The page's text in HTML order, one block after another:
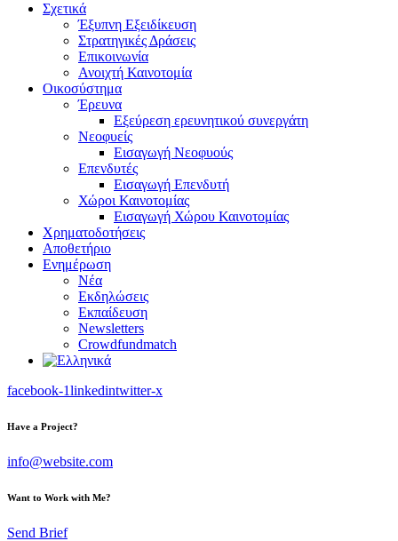
Σχετικά
Έξυπνη Εξειδίκευση
Στρατηγικές Δράσεις
Επικοινωνία
Ανοιχτή Καινοτομία
Οικοσύστημα
Έρευνα
Εξεύρεση ερευνητικού συνεργάτη
Νεοφυείς
Εισαγωγή Νεοφυούς
Επενδυτές
Εισαγωγή Επενδυτή
Χώροι Καινοτομίας
Εισαγωγή Χώρου Καινοτομίας
Χρηματοδοτήσεις
Αποθετήριο
Ενημέρωση
Νέα
Εκδηλώσεις
Εκπαίδευση
Newsletters
Crowdfundmatch
facebook-1linkedintwitter-x
Have a Project?
info@website.com
Want to Work with Me?
Send Brief